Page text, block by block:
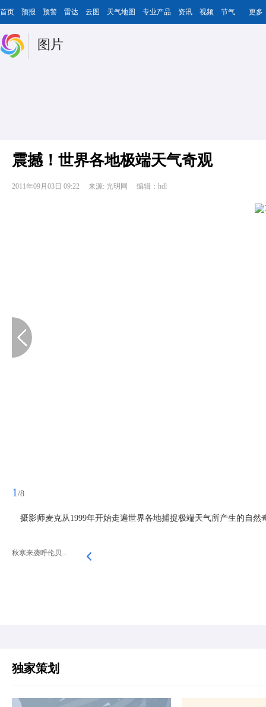
首页 预报 预警 雷达 云图 天气地图 专业产品 资讯 视频 节气 更多
图片
震撼！世界各地极端天气奇观
2011年09月03日 09:22 来源: 光明网 编辑：hdl
1 /8
摄影师麦克从1999年开始走遍世界各地捕捉极端天气所产生的自
秋寒来袭呼伦贝...
独家策划